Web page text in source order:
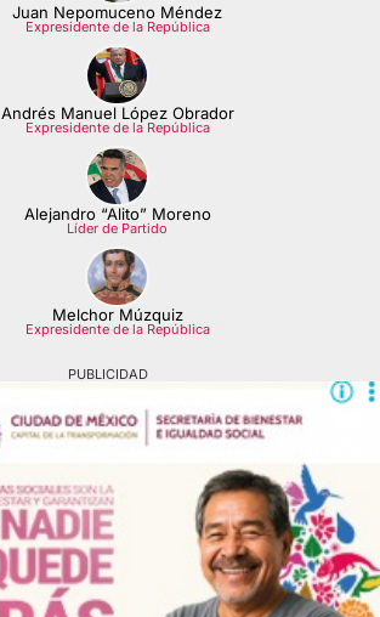
Juan Nepomuceno Méndez
Expresidente de la República
Andrés Manuel López Obrador
Expresidente de la República
Alejandro “Alito” Moreno
Líder de Partido
Melchor Múzquiz
Expresidente de la República
PUBLICIDAD